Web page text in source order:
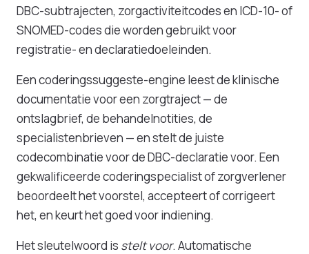
DBC-subtrajecten, zorgactiviteitcodes en ICD-10- of
SNOMED-codes die worden gebruikt voor
registratie- en declaratiedoeleinden.
Een coderingssuggeste-engine leest de klinische
documentatie voor een zorgtraject — de
ontslagbrief, de behandelnotities, de
specialistenbrieven — en stelt de juiste
codecombinatie voor de DBC-declaratie voor. Een
gekwalificeerde coderingspecialist of zorgverlener
beoordeelt het voorstel, accepteert of corrigeert
het, en keurt het goed voor indiening.
Het sleutelwoord is stelt voor. Automatische